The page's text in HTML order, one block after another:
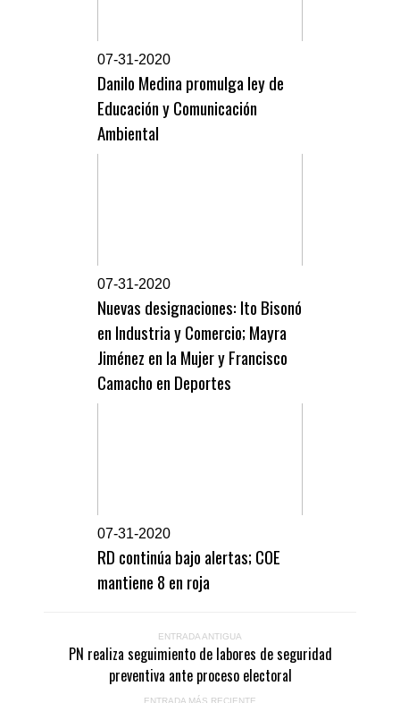
07-31-2020
Danilo Medina promulga ley de
Educación y Comunicación
Ambiental
07-31-2020
Nuevas designaciones: Ito Bisonó
en Industria y Comercio; Mayra
Jiménez en la Mujer y Francisco
Camacho en Deportes
07-31-2020
RD continúa bajo alertas; COE
mantiene 8 en roja
ENTRADA ANTIGUA
PN realiza seguimiento de labores de seguridad
preventiva ante proceso electoral
ENTRADA MÁS RECIENTE